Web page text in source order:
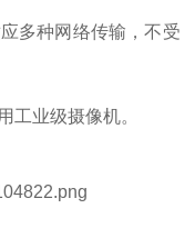
多种网络传输，不受
工业级摄像机。